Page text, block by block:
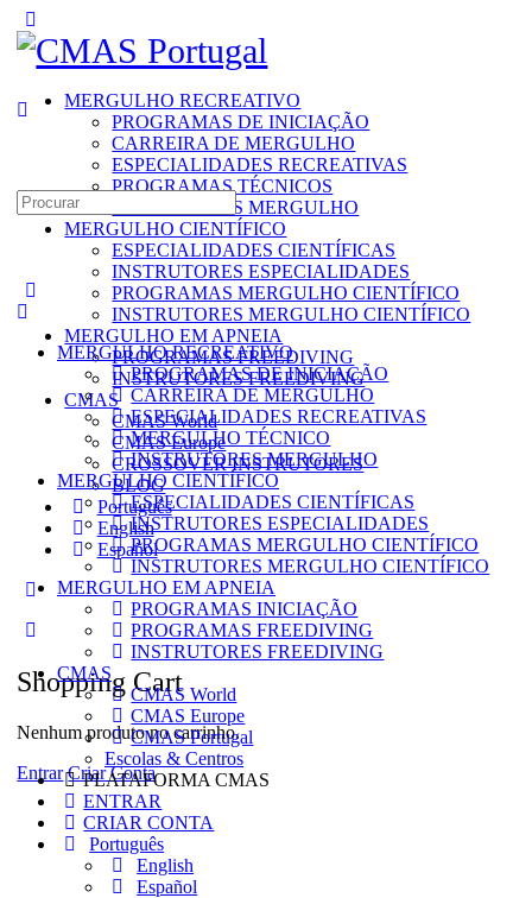
Side
Panel
MERGULHO RECREATIVO
PROGRAMAS DE INICIAÇÃO
CARREIRA DE MERGULHO
ESPECIALIDADES RECREATIVAS
PROGRAMAS TÉCNICOS
INSTRUTORES MERGULHO
MERGULHO CIENTÍFICO
ESPECIALIDADES CIENTÍFICAS
INSTRUTORES ESPECIALIDADES
PROGRAMAS MERGULHO CIENTÍFICO
INSTRUTORES MERGULHO CIENTÍFICO
MERGULHO EM APNEIA
PROGRAMAS FREEDIVING
INSTRUTORES FREEDIVING
CMAS
CMAS World
CMAS Europe
CROSSOVER INSTRUTORES
BLOG
Português
English
Español
More
options
Shopping Cart
Nenhum produto no carrinho.
Entrar Criar Conta
Search
for:
MERGULHO RECREATIVO
PROGRAMAS DE INICIAÇÃO
CARREIRA DE MERGULHO
ESPECIALIDADES RECREATIVAS
MERGULHO TÉCNICO
INSTRUTORES MERGULHO
MERGULHO CIENTÍFICO
ESPECIALIDADES CIENTÍFICAS
INSTRUTORES ESPECIALIDADES
PROGRAMAS MERGULHO CIENTÍFICO
INSTRUTORES MERGULHO CIENTÍFICO
MERGULHO EM APNEIA
PROGRAMAS INICIAÇÃO
PROGRAMAS FREEDIVING
INSTRUTORES FREEDIVING
CMAS
CMAS World
CMAS Europe
CMAS Portugal
Escolas & Centros
PLATAFORMA CMAS
ENTRAR
CRIAR CONTA
Português
English
Español